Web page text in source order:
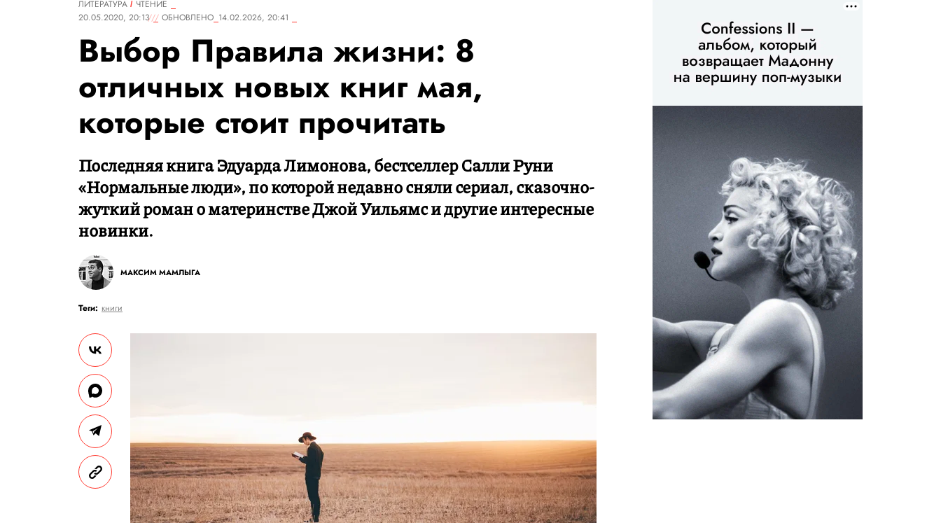
ЛИТЕРАТУРА
ЧТЕНИЕ
20.05.2020, 20:13
ОБНОВЛЕНО 14.02.2026, 20:41
Выбор Правила жизни: 8
отличных новых книг мая,
которые стоит прочитать
Последняя книга Эдуарда Лимонова, бестселлер Салли Руни
«Нормальные люди», по которой недавно сняли сериал, сказочно-
жуткий роман о материнстве Джой Уильямс и другие интересные
новинки.
МАКСИМ МАМЛЫГА
Теги: книги